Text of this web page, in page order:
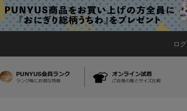
ロ